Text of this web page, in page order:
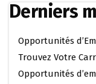
Derniers
Opportunités
Trouvez Votre
Opportunités